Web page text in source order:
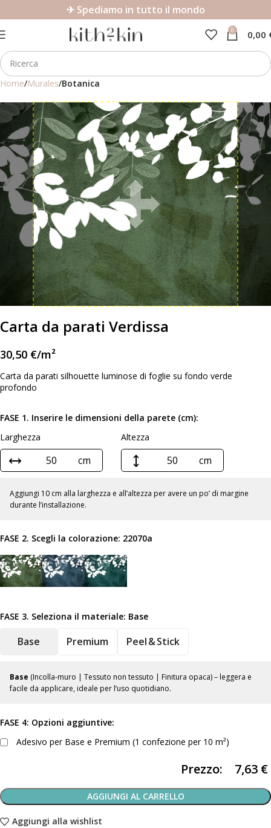
✈ Spediamo in tutto il mondo
0 0,00
Home Murales Botanica
Carta da parati Verdissa
30,50 €/m²
Carta da parati silhouette luminose di foglie su fondo verde
profondo
FASE 1. Inserire le dimensioni della parete (cm):
Larghezza
cm
Altezza
cm
Aggiungi 10 cm alla larghezza e all’altezza per avere un po’ di margine
durante l’installazione.
FASE 2. Scegli la colorazione: 22070a
FASE 3. Seleziona il materiale: Base
Base Premium Peel & Stick
Base (Incolla-muro | Tessuto non tessuto | Finitura opaca) – leggera e
facile da applicare, ideale per l’uso quotidiano.
FASE 4: Opzioni aggiuntive:
Adesivo per Base e Premium (1 confezione per 10 m²)
Prezzo: 7,63 €
AGGIUNGI AL CARRELLO
Aggiungi alla wishlist